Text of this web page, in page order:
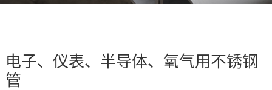
电子、仪表、半导体、氧气用不锈钢
管